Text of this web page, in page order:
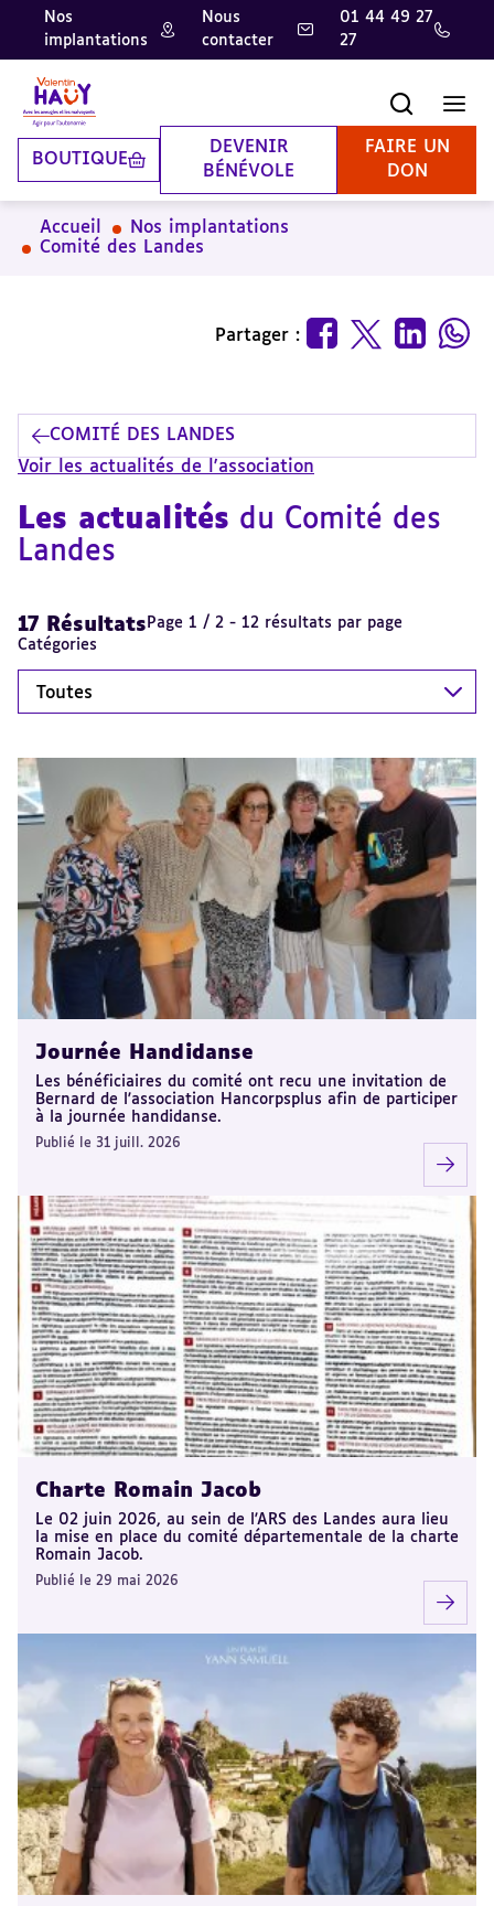
Aller
contenu
principal
Aller
pied
de
page
Aller
la
recherche
Nos
implantations
Nous
contacter
01 44 49 27
27
BOUTIQUE
DEVENIR
BÉNÉVOLE
FAIRE UN
DON
Accueil
Nos implantations
Comité des Landes
Partager :
COMITÉ DES LANDES
Voir les actualités de l'association
Les actualités du Comité des
Landes
17 Résultats Page 1 / 2 - 12 résultats par page
Catégories
Toutes
Journée Handidanse
Les bénéficiaires du comité ont recu une invitation de
Bernard de l'association Hancorpsplus afin de participer
à la journée handidanse.
Publié le 31 juill. 2026
Charte Romain Jacob
Le 02 juin 2026, au sein de l'ARS des Landes aura lieu
la mise en place du comité départementale de la charte
Romain Jacob.
Publié le 29 mai 2026